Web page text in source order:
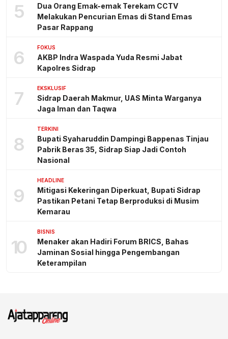
5
Dua Orang Emak-emak Terekam CCTV
Melakukan Pencurian Emas di Stand Emas
Pasar Rappang
6 FOKUS
AKBP Indra Waspada Yuda Resmi Jabat
Kapolres Sidrap
7 EKSKLUSIF
Sidrap Daerah Makmur, UAS Minta Warganya
Jaga Iman dan Taqwa
8
TERKINI
Bupati Syaharuddin Dampingi Bappenas Tinjau
Pabrik Beras 35, Sidrap Siap Jadi Contoh
Nasional
9
HEADLINE
Mitigasi Kekeringan Diperkuat, Bupati Sidrap
Pastikan Petani Tetap Berproduksi di Musim
Kemarau
10
BISNIS
Menaker akan Hadiri Forum BRICS, Bahas
Jaminan Sosial hingga Pengembangan
Keterampilan